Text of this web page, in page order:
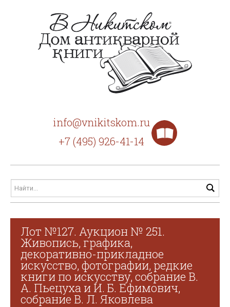
info@vnikitskom.ru
+7 (495) 926-41-14
Лот №127. Аукцион № 251.
Живопись, графика,
декоративно-прикладное
искусство, фотографии, редкие
книги по искусству, собрание В.
А. Пьецуха и И. Б. Ефимович,
собрание В. Л. Яковлева